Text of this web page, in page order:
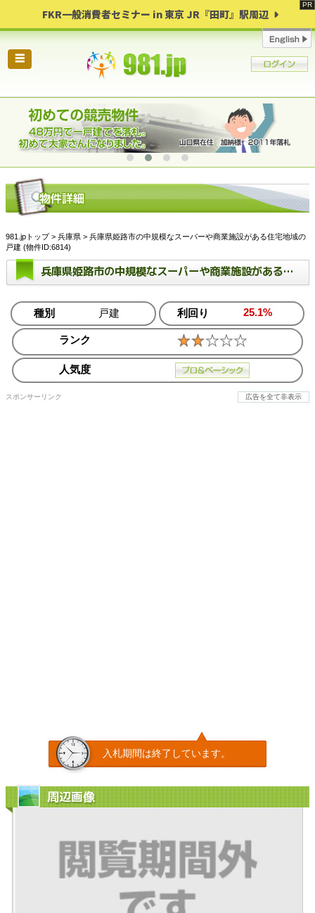
FKR一般消費者セミナー in 東京 JR『田町』駅周辺
☰
981.jpトップ> 兵庫県 > 兵庫県姫路市の中規模なスーパーや商業施設がある住宅地域の
戸建 (物件ID:6814)
兵庫県姫路市の中規模なスーパーや商業施設がある住宅地域の戸建
種別 戸建 利回り 25.1%
ランク
人気度
スポンサーリンク 広告を全て非表示
入札期間は終了しています。
周辺画像